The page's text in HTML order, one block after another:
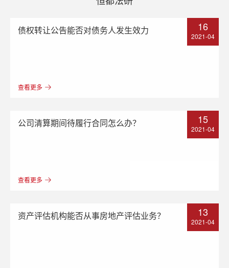
债权转让公告能否对债务人发生效力
查看更多
16
2021-04
公司清算期间待履行合同怎么办？
查看更多
15
2021-04
资产评估机构能否从事房地产评估业务？ 13
2021-04